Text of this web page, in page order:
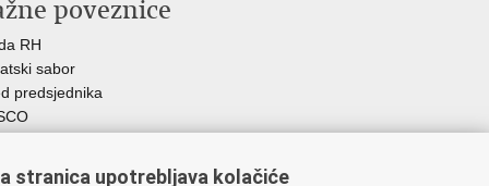
poveznice
RH
sabor
predsjednika
stranica upotrebljava kolačiće